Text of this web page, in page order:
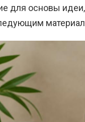
для основы